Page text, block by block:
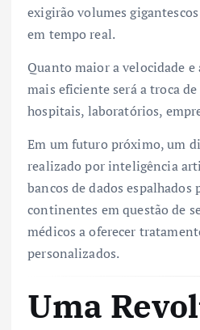
exigirão volumes
em tempo real.
Quanto maior a velocidade e
mais eficiente será a troca
hospitais, laboratórios,
Em um futuro próximo, um
realizado por inteligência
bancos de dados espalhados
continentes em questão de
médicos a oferecer
personalizados.
Uma